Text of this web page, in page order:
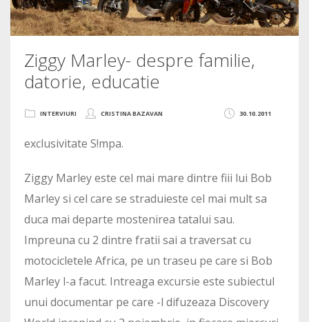
Ziggy Marley- despre familie,
datorie, educatie
30.10.2011
INTERVIURI CRISTINA BAZAVAN
exclusivitate S!mpa.
Ziggy Marley este cel mai mare dintre fiii lui Bob
Marley si cel care se straduieste cel mai mult sa
duca mai departe mostenirea tatalui sau.
Impreuna cu 2 dintre fratii sai a traversat cu
motocicletele Africa, pe un traseu pe care si Bob
Marley l-a facut. Intreaga excursie este subiectul
unui documentar pe care -l difuzeaza Discovery